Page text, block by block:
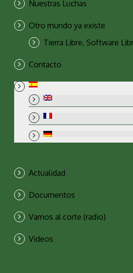
Nuestras Luchas
Otro mundo ya existe
Tierra Libre, Software
Contacto
Actualidad
Documentos
Vamos al corte (radio)
Videos